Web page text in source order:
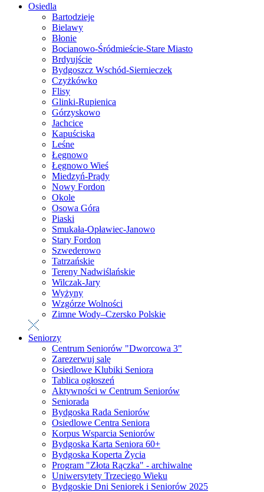
Osiedla
Bartodzieje
Bielawy
Błonie
Bocianowo-Śródmieście-Stare Miasto
Brdyujście
Bydgoszcz Wschód-Siernieczek
Czyżkówko
Flisy
Glinki-Rupienica
Górzyskowo
Jachcice
Kapuściska
Leśne
Łęgnowo
Łęgnowo Wieś
Miedzyń-Prądy
Nowy Fordon
Okole
Osowa Góra
Piaski
Smukała-Opławiec-Janowo
Stary Fordon
Szwederowo
Tatrzańskie
Tereny Nadwiślańskie
Wilczak-Jary
Wyżyny
Wzgórze Wolności
Zimne Wody–Czersko Polskie
Seniorzy
Centrum Seniorów "Dworcowa 3"
Zarezerwuj salę
Osiedlowe Klubiki Seniora
Tablica ogłoszeń
Aktywności w Centrum Seniorów
Seniorada
Bydgoska Rada Seniorów
Osiedlowe Centra Seniora
Korpus Wsparcia Seniorów
Bydgoska Karta Seniora 60+
Bydgoska Koperta Życia
Program "Złota Rączka" - archiwalne
Uniwersytety Trzeciego Wieku
Bydgoskie Dni Seniorek i Seniorów 2025